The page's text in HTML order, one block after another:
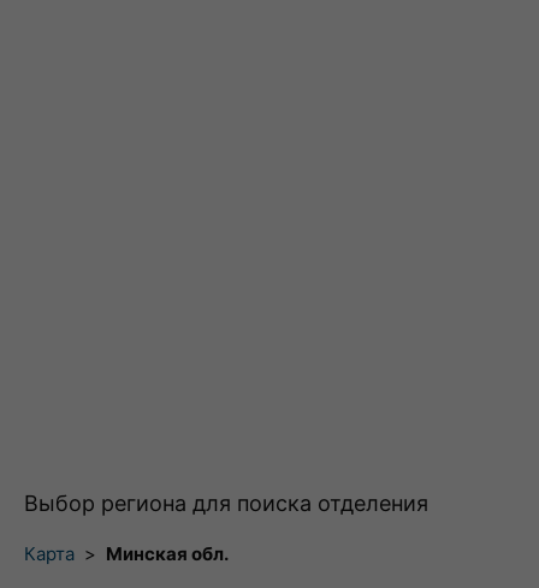
Выбор региона для поиска отделения
Карта > Минская обл.